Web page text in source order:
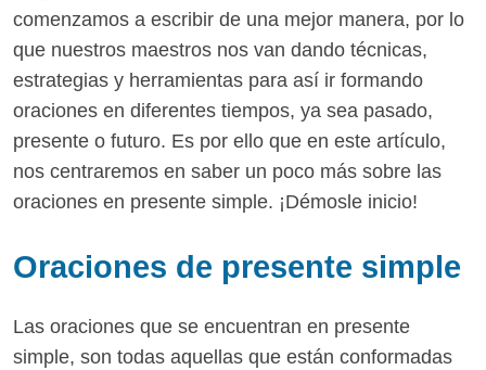
comenzamos a escribir de una mejor manera, por lo
que nuestros maestros nos van dando técnicas,
estrategias y herramientas para así ir formando
oraciones en diferentes tiempos, ya sea pasado,
presente o futuro. Es por ello que en este artículo,
nos centraremos en saber un poco más sobre las
oraciones en presente simple. ¡Démosle inicio!
Oraciones de presente simple
Las oraciones que se encuentran en presente
simple, son todas aquellas que están conformadas